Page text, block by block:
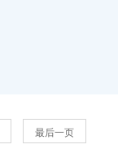
最后一页